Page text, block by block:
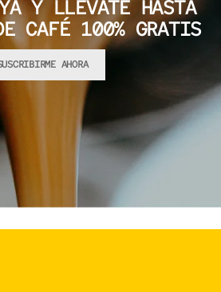
Y LLÉVATE HASTA
CAFÉ 100% GRATIS
AHORA